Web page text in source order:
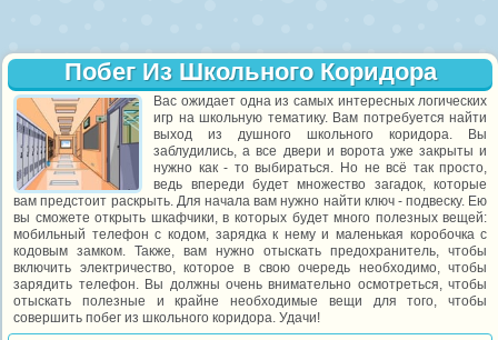
Побег Из Школьного Коридора
Вас ожидает одна из самых интересных логических
игр на школьную тематику. Вам потребуется найти
выход из душного школьного коридора. Вы
заблудились, а все двери и ворота уже закрыты и
нужно как - то выбираться. Но не всё так просто,
ведь впереди будет множество загадок, которые
вам предстоит раскрыть. Для начала вам нужно найти ключ - подвеску. Ею
вы сможете открыть шкафчики, в которых будет много полезных вещей:
мобильный телефон с кодом, зарядка к нему и маленькая коробочка с
кодовым замком. Также, вам нужно отыскать предохранитель, чтобы
включить электричество, которое в свою очередь необходимо, чтобы
зарядить телефон. Вы должны очень внимательно осмотреться, чтобы
отыскать полезные и крайне необходимые вещи для того, чтобы
совершить побег из школьного коридора. Удачи!